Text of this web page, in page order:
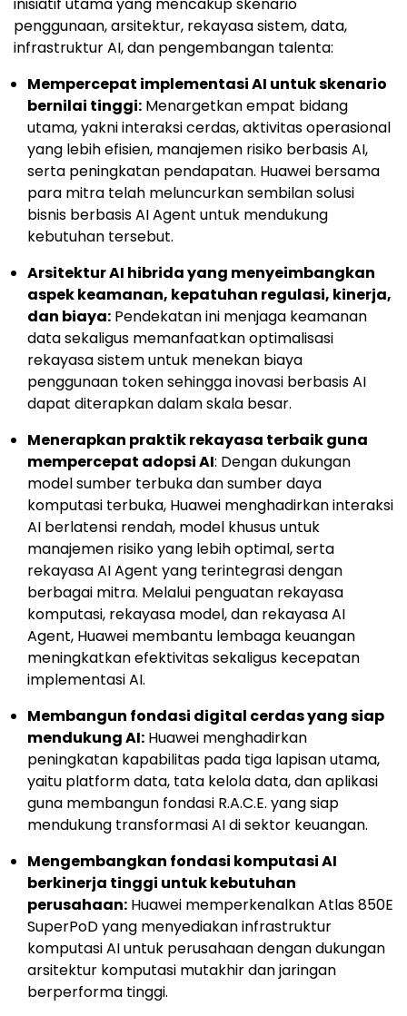
penggunaan, arsitektur, rekayasa sistem, data,
infrastruktur AI, dan pengembangan talenta:
Mempercepat implementasi AI untuk skenario
bernilai tinggi: Menargetkan empat bidang
utama, yakni interaksi cerdas, aktivitas operasional
yang lebih efisien, manajemen risiko berbasis AI,
serta peningkatan pendapatan. Huawei bersama
para mitra telah meluncurkan sembilan solusi
bisnis berbasis AI Agent untuk mendukung
kebutuhan tersebut.
Arsitektur AI hibrida yang menyeimbangkan
aspek keamanan, kepatuhan regulasi, kinerja,
dan biaya: Pendekatan ini menjaga keamanan
data sekaligus memanfaatkan optimalisasi
rekayasa sistem untuk menekan biaya
penggunaan token sehingga inovasi berbasis AI
dapat diterapkan dalam skala besar.
Menerapkan praktik rekayasa terbaik guna
mempercepat adopsi AI: Dengan dukungan
model sumber terbuka dan sumber daya
komputasi terbuka, Huawei menghadirkan interaksi
AI berlatensi rendah, model khusus untuk
manajemen risiko yang lebih optimal, serta
rekayasa AI Agent yang terintegrasi dengan
berbagai mitra. Melalui penguatan rekayasa
komputasi, rekayasa model, dan rekayasa AI
Agent, Huawei membantu lembaga keuangan
meningkatkan efektivitas sekaligus kecepatan
implementasi AI.
Membangun fondasi digital cerdas yang siap
mendukung AI: Huawei menghadirkan
peningkatan kapabilitas pada tiga lapisan utama,
yaitu platform data, tata kelola data, dan aplikasi
guna membangun fondasi R.A.C.E. yang siap
mendukung transformasi AI di sektor keuangan.
Mengembangkan fondasi komputasi AI
berkinerja tinggi untuk kebutuhan
perusahaan: Huawei memperkenalkan Atlas 850E
SuperPoD yang menyediakan infrastruktur
komputasi AI untuk perusahaan dengan dukungan
arsitektur komputasi mutakhir dan jaringan
berperforma tinggi.